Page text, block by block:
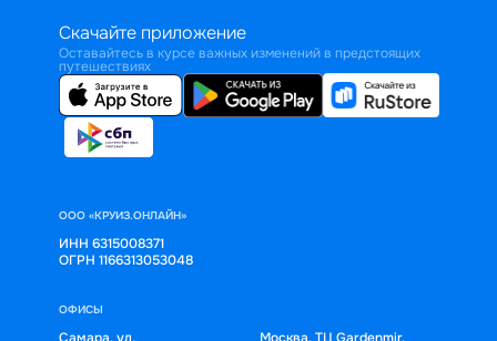
Скачайте приложение
Оставайтесь в курсе важных изменений в предстоящих
путешествиях
ООО «КРУИЗ.ОНЛАЙН»
ИНН 6315008371
ОГРН 1166313053048
ОФИСЫ